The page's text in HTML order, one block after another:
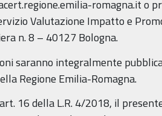
romagna.it o
Valutazione Impatto e
n. 8 – 40127 Bologna.
saranno integralmente
Regione Emilia-Romagna.
16 della L.R. 4/2018, il